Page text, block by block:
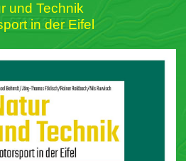
und Technik
in der Eifel